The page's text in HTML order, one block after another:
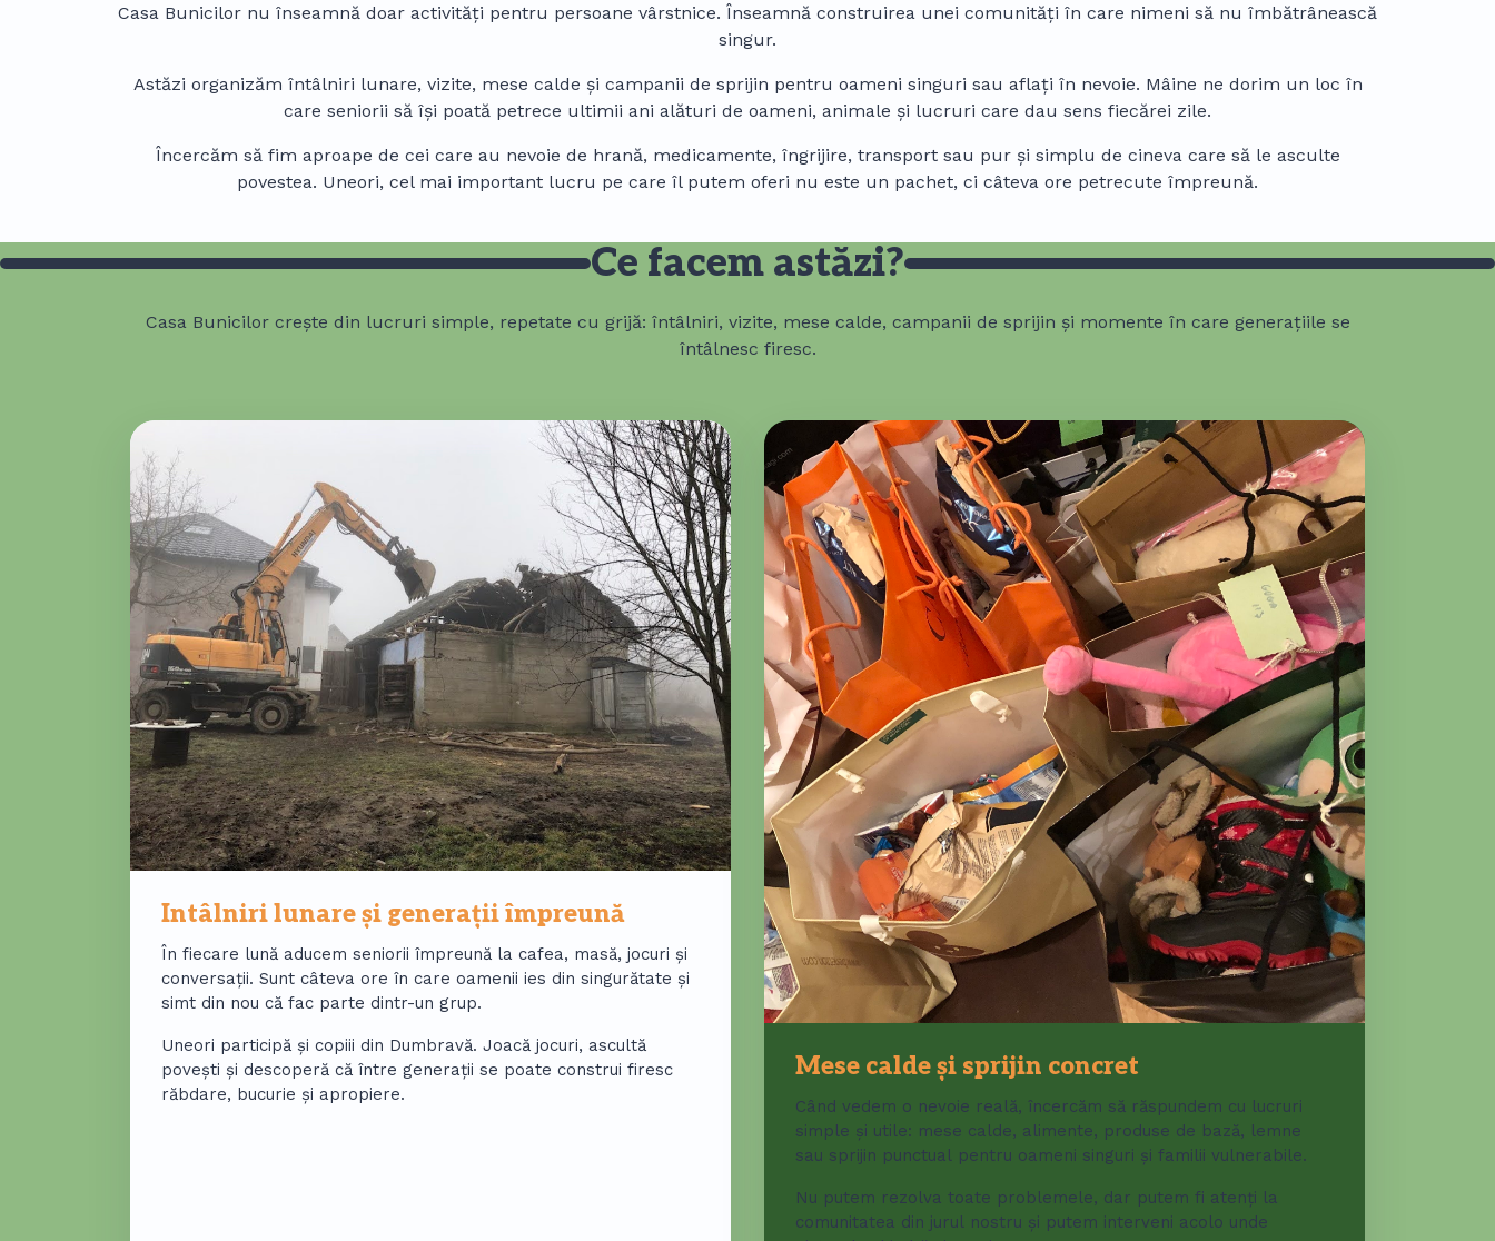
Casa Bunicilor nu înseamnă doar activități pentru persoane vârstnice. Înseamnă construirea unei comunități în care nimeni să nu îmbătrânească
singur.
Astăzi organizăm întâlniri lunare, vizite, mese calde și campanii de sprijin pentru oameni singuri sau aflați în nevoie. Mâine ne dorim un loc în
care seniorii să își poată petrece ultimii ani alături de oameni, animale și lucruri care dau sens fiecărei zile.
Încercăm să fim aproape de cei care au nevoie de hrană, medicamente, îngrijire, transport sau pur și simplu de cineva care să le asculte
povestea. Uneori, cel mai important lucru pe care îl putem oferi nu este un pachet, ci câteva ore petrecute împreună.
Ce facem astăzi?
Casa Bunicilor crește din lucruri simple, repetate cu grijă: întâlniri, vizite, mese calde, campanii de sprijin și momente în care generațiile se
întâlnesc firesc.
Întâlniri lunare și generații împreună
În fiecare lună aducem seniorii împreună la cafea, masă, jocuri și
conversații. Sunt câteva ore în care oamenii ies din singurătate și
simt din nou că fac parte dintr-un grup.
Uneori participă și copiii din Dumbravă. Joacă jocuri, ascultă
povești și descoperă că între generații se poate construi firesc
răbdare, bucurie și apropiere.
Mese calde și sprijin concret
Când vedem o nevoie reală, încercăm să răspundem cu lucruri
simple și utile: mese calde, alimente, produse de bază, lemne
sau sprijin punctual pentru oameni singuri și familii vulnerabile.
Nu putem rezolva toate problemele, dar putem fi atenți la
comunitatea din jurul nostru și putem interveni acolo unde